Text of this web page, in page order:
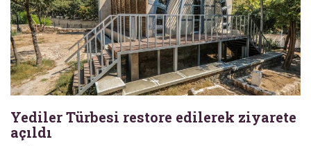
Yediler Türbesi restore edilerek ziyarete
açıldı